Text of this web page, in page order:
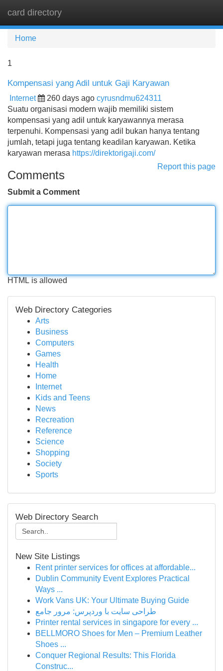
card directory
Home
1
Kompensasi yang Adil untuk Gaji Karyawan
Internet 260 days ago cyrusndmu624311
Suatu organisasi modern wajib memiliki sistem
kompensasi yang adil untuk karyawannya merasa
terpenuhi. Kompensasi yang adil bukan hanya tentang
jumlah, tetapi juga tentang keadilan karyawan. Ketika
karyawan merasa https://direktorigaji.com/
Report this page
Comments
Submit a Comment
HTML is allowed
Web Directory Categories
Arts
Business
Computers
Games
Health
Home
Internet
Kids and Teens
News
Recreation
Reference
Science
Shopping
Society
Sports
Web Directory Search
New Site Listings
Rent printer services for offices at affordable...
Dublin Community Event Explores Practical
Ways ...
Work Vans UK: Your Ultimate Buying Guide
طراحی سایت با وردپرس: مرور جامع
Printer rental services in singapore for every ...
BELLMORO Shoes for Men – Premium Leather
Shoes ...
Conquer Regional Results: This Florida
Construc...